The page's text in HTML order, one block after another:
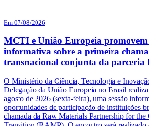
Em 07/08/2026
MCTI e União Europeia promovem
informativa sobre a primeira
transnacional conjunta da parceria
O Ministério da Ciência, Tecnologia e
Delegação da União Europeia no Brasil
agosto de 2026 (sexta-feira), uma sessão
oportunidades de participação de instituições
chamada da Raw Materials Partnership for the